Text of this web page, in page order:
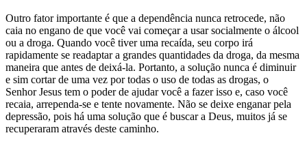
Outro fator importante é que a dependência nunca retrocede, não
caia no engano de que você vai começar a usar socialmente o álcool
ou a droga. Quando você tiver uma recaída, seu corpo irá
rapidamente se readaptar a grandes quantidades da droga, da mesma
maneira que antes de deixá-la. Portanto, a solução nunca é diminuir
e sim cortar de uma vez por todas o uso de todas as drogas, o
Senhor Jesus tem o poder de ajudar você a fazer isso e, caso você
recaia, arrependa-se e tente novamente. Não se deixe enganar pela
depressão, pois há uma solução que é buscar a Deus, muitos já se
recuperaram através deste caminho.